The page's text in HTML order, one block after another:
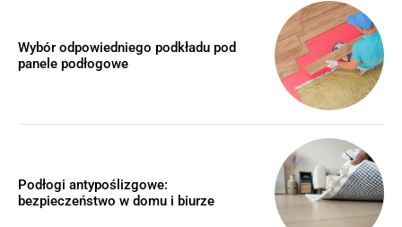
Wybór odpowiedniego podkładu pod
panele podłogowe
Podłogi antypoślizgowe:
bezpieczeństwo w domu i biurze